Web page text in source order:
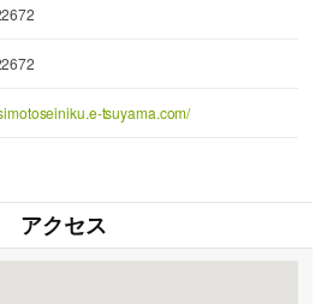
tsuyama.com/
アクセス